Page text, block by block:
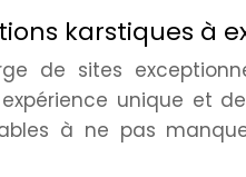
karstiques à
de sites
unique et
à ne pas